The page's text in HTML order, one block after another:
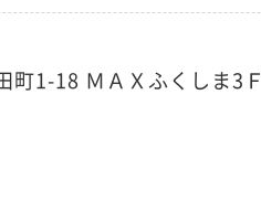
町1-18 ＭＡＸふくしま3Ｆ